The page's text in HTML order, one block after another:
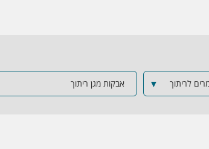
לריתוך ▼ אבקות מגן ריתוך